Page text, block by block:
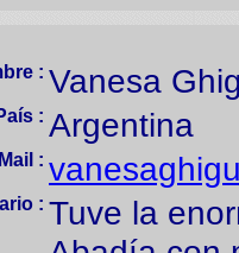
: Vanesa
: Argentina
:
: Tuve la